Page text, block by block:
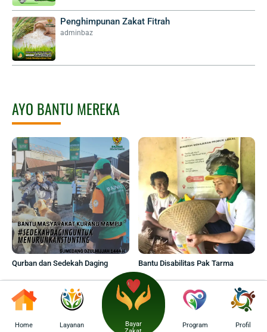
Penghimpunan Zakat Fitrah
adminbaz
AYO BANTU MEREKA
Qurban dan Sedekah Daging Bantu Disabilitas Pak Tarma
Home Layanan
Bayar
Program Profil